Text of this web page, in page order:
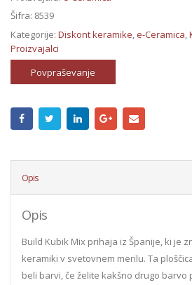
Šifra: 8539
Kategorije: Diskont keramike e-Ceramica
Proizvajalci
Povpraševanje
Opis
Opis
Build Kubik Mix prihaja iz Španije, ki je
keramiki v svetovnem merilu. Ta
beli barvi, če želite kakšno drugo